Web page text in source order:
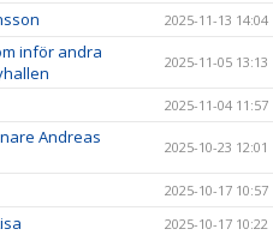
2025-11-13 14:04
inför andra
2025-11-05 13:13
2025-11-04 11:57
Andreas
2025-10-23 12:01
2025-10-17 10:57
2025-10-17 10:22